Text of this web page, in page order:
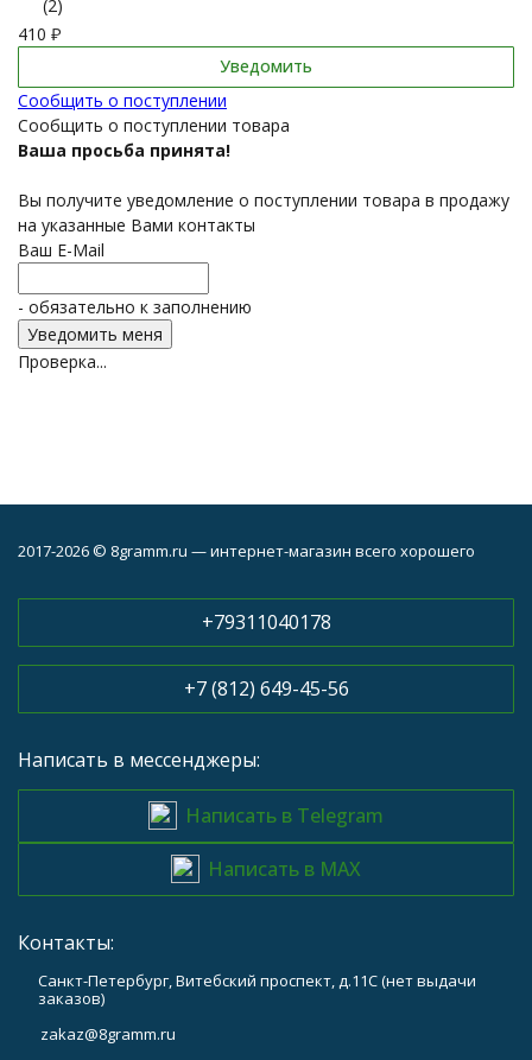
(2)
410 ₽
Уведомить
Сообщить о поступлении
Сообщить о поступлении товара
Ваша просьба принята!
Вы получите уведомление о поступлении товара в продажу
на указанные Вами контакты
Ваш E-Mail
- обязательно к заполнению
Проверка...
2017-2026 © 8gramm.ru — интернет-магазин всего хорошего
+79311040178
+7 (812) 649-45-56
Написать в мессенджеры:
Написать в Telegram
Написать в MAX
Контакты:
Санкт-Петербург, Витебский проспект, д.11С (нет выдачи
заказов)
zakaz@8gramm.ru